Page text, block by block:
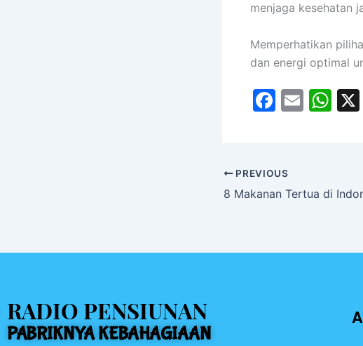
menjaga kesehatan
Memperhatikan
dan energi optimal
F
e
b
k
E
W
A
PREVIOUS
8 Makanan Tertua di
RADIO PENSIUNAN
PABRIKNYA KEBAHAGIAAN